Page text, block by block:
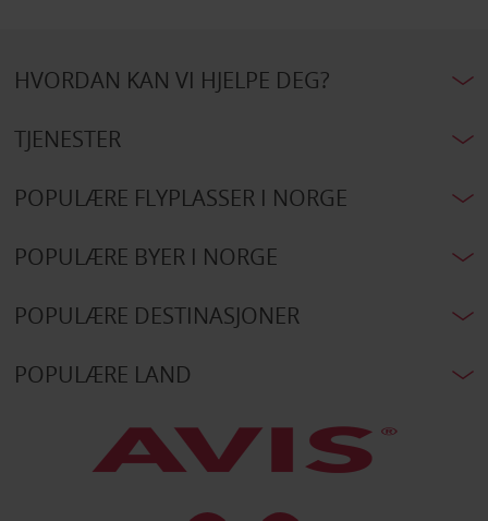
HVORDAN KAN VI HJELPE DEG?
TJENESTER
POPULÆRE FLYPLASSER I NORGE
POPULÆRE BYER I NORGE
POPULÆRE DESTINASJONER
POPULÆRE LAND